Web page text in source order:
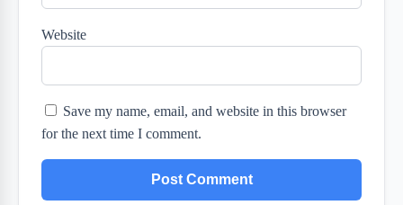
Website
Save my name, email, and website in this browser
for the next time I comment.